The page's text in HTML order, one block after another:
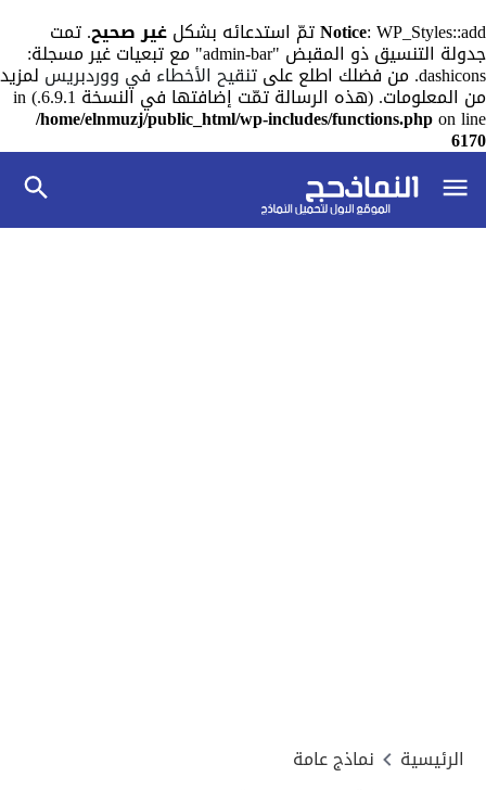
Notice: WP_Styles::add تمّ استدعائه بشكل غير صحيح. تمت
جدولة التنسيق ذو المقبض "admin-bar" مع تبعيات غير مسجلة:
dashicons. من فضلك اطلع على تنقيح الأخطاء في ووردبريس لمزيد
من المعلومات. (هذه الرسالة تمّت إضافتها في النسخة 6.9.1.) in
/home/elnmuzj/public_html/wp-includes/functions.phpon line
6170
الرئيسية نماذج عامة